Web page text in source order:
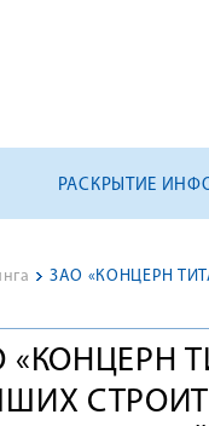
РАСКРЫТИЕ
>
«КОНЦЕРН